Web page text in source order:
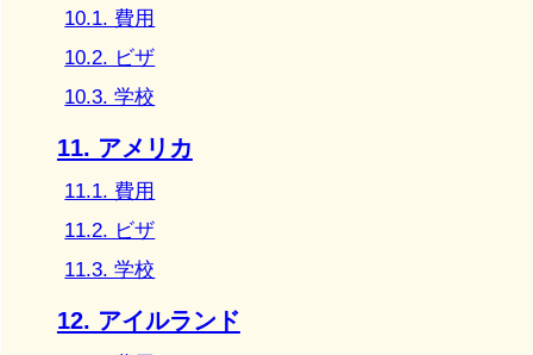
10.1. 費用
10.2. ビザ
10.3. 学校
11. アメリカ
11.1. 費用
11.2. ビザ
11.3. 学校
12. アイルランド